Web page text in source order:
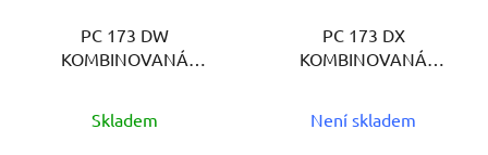
PC 173 DW
KOMBINOVANÁ
Skladem
PC 173 DX
KOMBINOVANÁ
Není skladem